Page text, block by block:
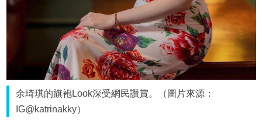
余琦琪的旗袍Look深受網民讚賞。（圖片來源：
IG@katrinakky）